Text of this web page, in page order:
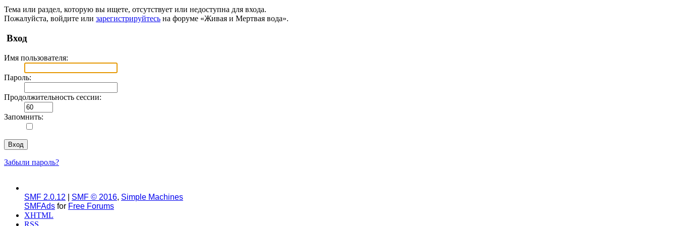
Тема или раздел, которую вы ищете, отсутствует или недоступна для входа.
Пожалуйста, войдите или зарегистрируйтесь на форуме «Живая и Мертвая вода».
Вход
Имя пользователя:
Пароль:
Продолжительность сессии:
Запомнить:
Забыли пароль?
SMF 2.0.12 SMF © 2016, Simple Machines
SMFAds for Free Forums
XHTML
RSS